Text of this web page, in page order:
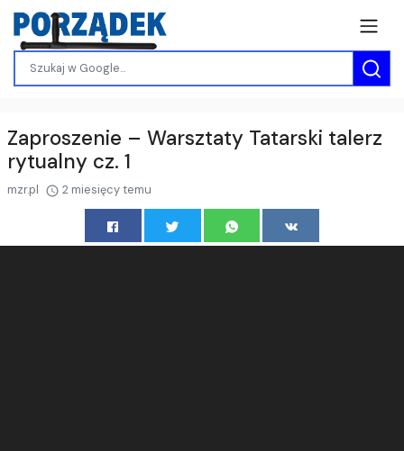
Zaproszenie – Warsztaty Tatarski talerz
rytualny cz. 1
mzr.pl 2 miesięcy temu